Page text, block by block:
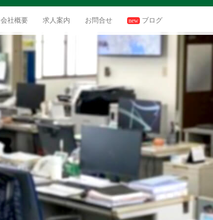
会社概要 求人案内 お問合せ new ブログ